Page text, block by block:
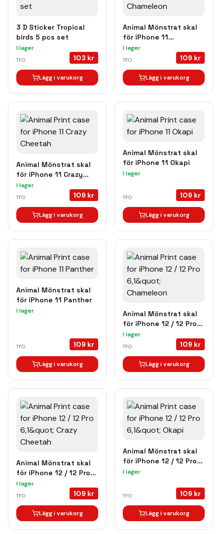
3 D Sticker Tropical
birds 5 pcs set
I lager
TFO 103 kr
Lägg i varukorg
Animal Mönstrat skal
för iPhone 11
Chameleon
I lager
TFO 109 kr
Lägg i varukorg
Animal Mönstrat skal
för iPhone 11 Crazy
Cheetah
I lager
TFO 109 kr
Lägg i varukorg
Animal Mönstrat skal
för iPhone 11 Okapi
I lager
TFO 109 kr
Lägg i varukorg
Animal Mönstrat skal
för iPhone 11 Panther
I lager
TFO 109 kr
Lägg i varukorg
Animal Mönstrat skal
för iPhone 12 / 12 Pro
Chameleon
I lager
TFO 109 kr
Lägg i varukorg
Animal Mönstrat skal
för iPhone 12 / 12 Pro
Crazy Cheetah
I lager
TFO 109 kr
Lägg i varukorg
Animal Mönstrat skal
för iPhone 12 / 12 Pro
Okapi
I lager
TFO 109 kr
Lägg i varukorg